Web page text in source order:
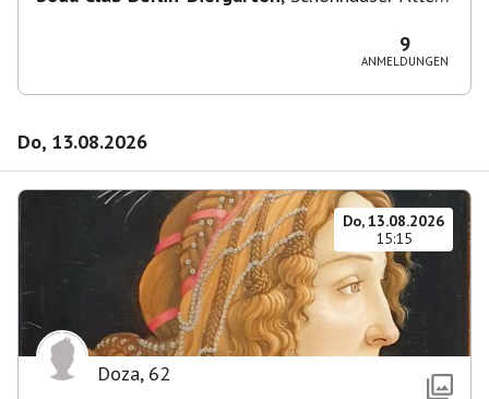
9
ANMELDUNGEN
Do, 13.08.2026
Do, 13.08.2026
15:15
Doza, 62